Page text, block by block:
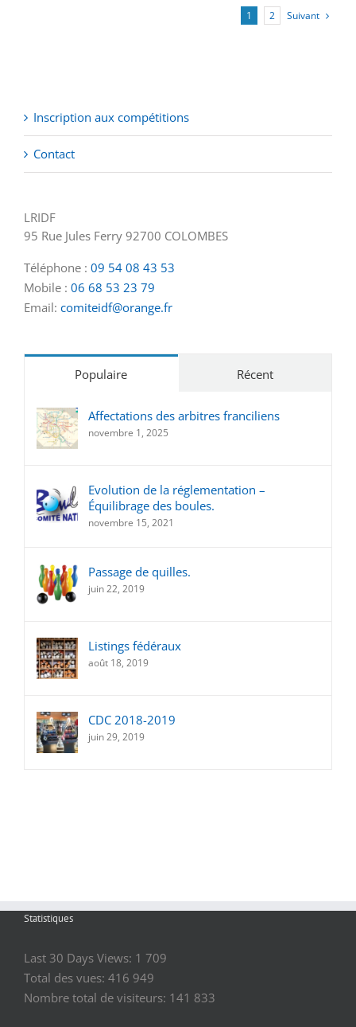
1 2 Suivant
Inscription aux compétitions
Contact
LRIDF
95 Rue Jules Ferry 92700 COLOMBES
Téléphone : 09 54 08 43 53
Mobile : 06 68 53 23 79
Email: comiteidf@orange.fr
Populaire Récent
Affectations des arbitres franciliens
novembre 1, 2025
Evolution de la réglementation –
Équilibrage des boules.
novembre 15, 2021
Passage de quilles.
juin 22, 2019
Listings fédéraux
août 18, 2019
CDC 2018-2019
juin 29, 2019
Statistiques
Last 30 Days Views: 1 709
Total des vues: 416 949
Nombre total de visiteurs: 141 833